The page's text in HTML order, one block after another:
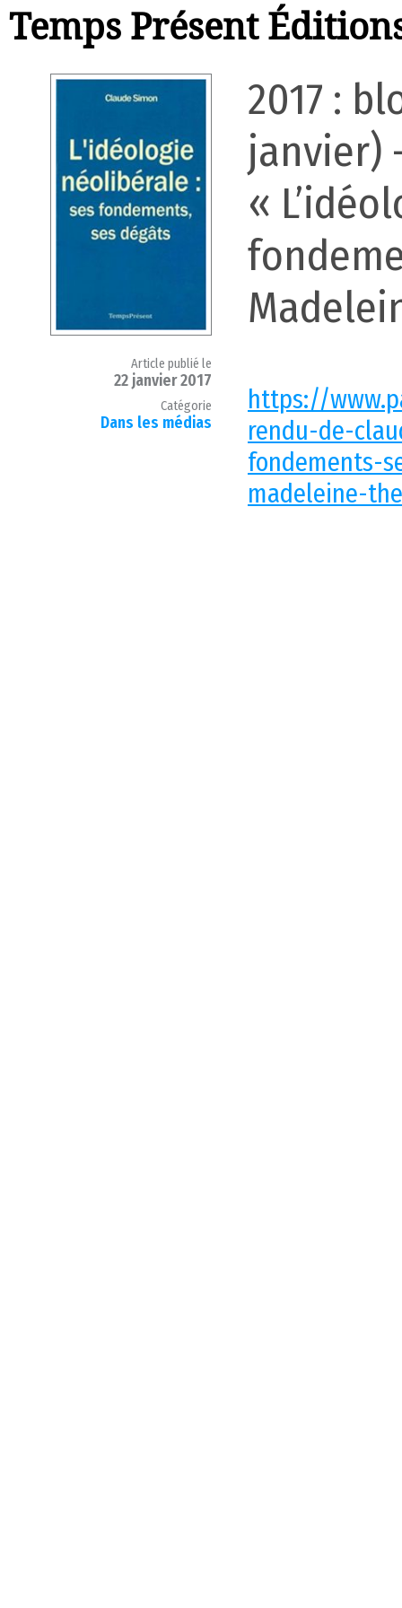
Temps Présent
2017 :
janvier)
«
https://
rendu-de-
fondements-
madeleine-
Article publié le
22 janvier 2017
Catégorie
Dans les médias